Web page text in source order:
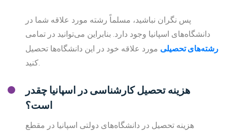
پس نگران نباشید، مسلماً رشته مورد علاقه شما در
دانشگاه‌های اسپانیا وجود دارد. بنابراین می‌توانید در تمامی
رشته‌های تحصیلی مورد علاقه خود در این دانشگاه‌ها تحصیل
کنید.
هزینه تحصیل کارشناسی در اسپانیا چقدر
است؟
هزینه تحصیل در دانشگاه‌های دولتی اسپانیا در مقطع